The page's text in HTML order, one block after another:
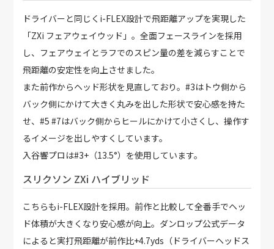
ドライバーと同じくi-FLEX設計で飛距離アップを実現した
「ZXi フェアウェイウッド」。全面フェースラインを採用
し、フェアウェイとラフでのスピン量の差を減らすことで
飛距離の安定性を向上させました。
また前作からヘッド形状を見直しており。#3はトウ側から
バック側にかけて大きく丸みを出した形状で安心感を持た
せ、#5 #7はバック側からヒールにかけて小さくし、操作す
るイメージを出しやすくしています。
入谷響プロは#3+（13.5°）を使用しています。
スリクソン ZXi ハイブリッド
こちらもi-FLEX設計を採用。前作と比較して全番手でヘッ
ド体積が大きくなり安心感が向上。ダンロップ公式データ
によると実打飛距離が前作比+4.7yds（ドライバーヘッドス